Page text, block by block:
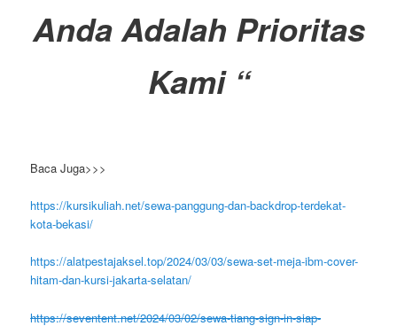
Anda Adalah Prioritas
Kami “
Baca Juga>>>
https://kursikuliah.net/sewa-panggung-dan-backdrop-terdekat-
kota-bekasi/
https://alatpestajaksel.top/2024/03/03/sewa-set-meja-ibm-cover-
hitam-dan-kursi-jakarta-selatan/
https://seventent.net/2024/03/02/sewa-tiang-sign-in-siap-